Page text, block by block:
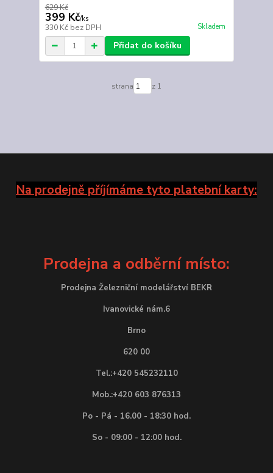
629 Kč
399 Kč/ks
330 Kč bez DPH Skladem
Přidat do košíku
strana z 1
Na prodejně příjímáme tyto platební karty:
Prodejna a odběrní místo:
Prodejna Železniční modelářství BEKR
Ivanovické nám.6
Brno
620 00
Tel.:+420 545232110
Mob.:+420 603 876313
Po - Pá - 16.00 - 18:30 hod.
So - 09:00 - 12:00 hod.